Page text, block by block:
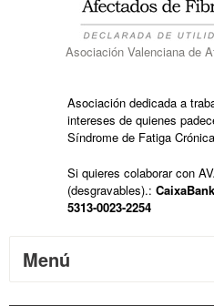
Asociación Valenciana de
Asociación dedicada a
intereses de quienes
Síndrome de Fatiga
Si quieres colaborar con
(desgravables).:
5313-0023-2254
Menú